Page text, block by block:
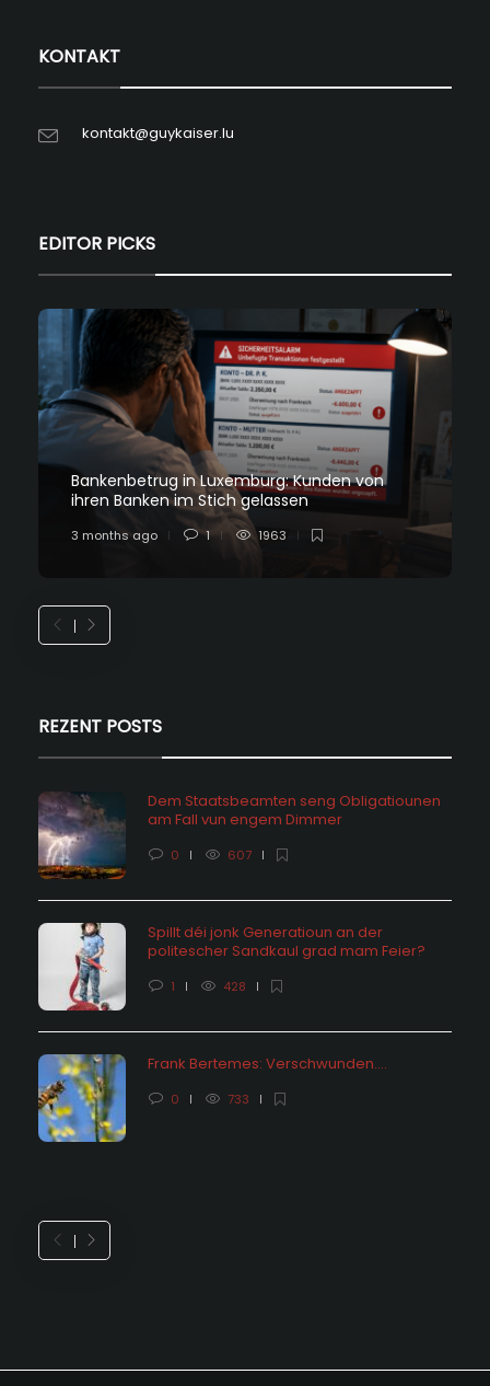
KONTAKT
kontakt@guykaiser.lu
EDITOR PICKS
Bankenbetrug in Luxemburg: Kunden von
ihren Banken im Stich gelassen
3 months ago 1 1963
REZENT POSTS
Dem Staatsbeamten seng Obligatiounen
am Fall vun engem Dimmer
0 607
Spillt déi jonk Generatioun an der
politescher Sandkaul grad mam Feier?
1 428
Frank Bertemes: Verschwunden….
0 733